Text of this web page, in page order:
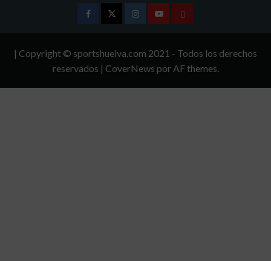
InstagramYoutubeTÉRMINOS
CONDICIONES
| Copyright © sportshuelva.com 2021 - Todos los derechos
reservados | CoverNews por AF themes.